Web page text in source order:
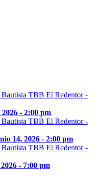
- 2:00 pm
14, 2026 - 2:00 pm
- 7:00 pm